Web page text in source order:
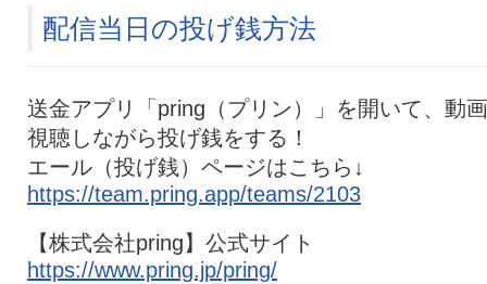
配信当日の投げ銭方法
送金アプリ「pring（プリン）」を開いて、動
視聴しながら投げ銭をする！
エール（投げ銭）ページはこちら↓
https://team.pring.app/teams/2103
【株式会社pring】公式サイト
https://www.pring.jp/pring/